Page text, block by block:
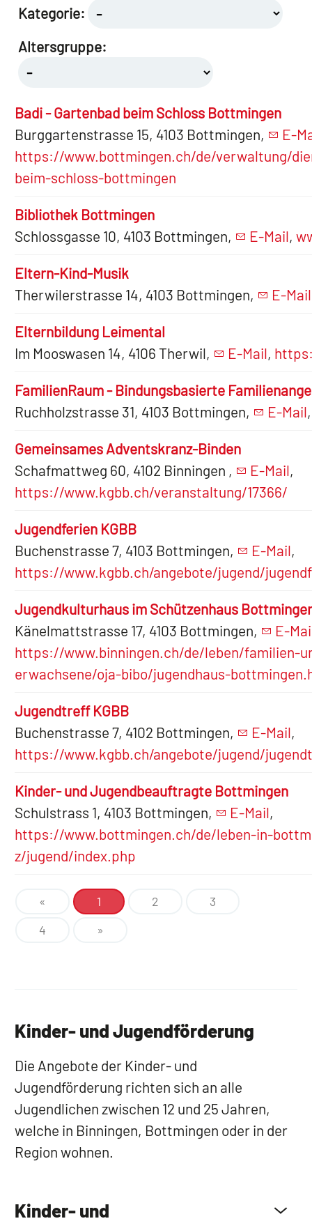
Kategorie:
Altersgruppe:
Badi - Gartenbad beim Schloss Bottmingen
Burggartenstrasse 15, 4103 Bottmingen,
E-
https://www.bottmingen.ch/de/verwaltung/
beim-schloss-bottmingen
Bibliothek Bottmingen
Schlossgasse 10, 4103 Bottmingen,
E-Mail,
Eltern-Kind-Musik
Therwilerstrasse 14, 4103 Bottmingen,
E-Mail
Elternbildung Leimental
Im Mooswasen 14, 4106 Therwil,
E-Mail,
FamilienRaum - Bindungsbasierte
Ruchholzstrasse 31, 4103 Bottmingen,
E-Mail
Gemeinsames Adventskranz-Binden
Schafmattweg 60, 4102 Binningen ,
E-Mail,
https://www.kgbb.ch/veranstaltung/17366/
Jugendferien KGBB
Buchenstrasse 7, 4103 Bottmingen,
E-Mail,
https://www.kgbb.ch/angebote/jugend/
Jugendkulturhaus im Schützenhaus
Känelmattstrasse 17, 4103 Bottmingen,
E-
https://www.binningen.ch/de/leben/familien-
erwachsene/oja-bibo/jugendhaus-
Jugendtreff KGBB
Buchenstrasse 7, 4102 Bottmingen,
E-Mail,
https://www.kgbb.ch/angebote/jugend/
Kinder- und Jugendbeauftragte Bottmingen
Schulstrass 1, 4103 Bottmingen,
E-Mail,
https://www.bottmingen.ch/de/leben-in-
z/jugend/index.php
« 1 2
3
4
»
Kinder- und Jugendförderung
Die Angebote der Kinder- und
Jugendförderung richten sich an alle
Jugendlichen zwischen 12 und 25 Jahren,
welche in Binningen, Bottmingen oder in der
Region wohnen.
Kinder- und